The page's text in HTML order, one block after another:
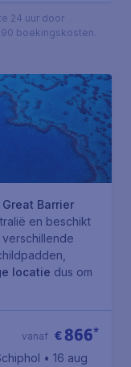
24 uur door
boekingskosten.
Barrier
en beschikt
locatie dus om
€866*
vanaf
• 16 aug